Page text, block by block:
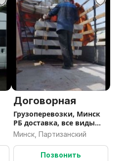
Договорная
Грузоперевозки, Минск
РБ доставка, все виды
загрузки, перевозка
мотохники, вывоз
мусора
Минск, Партизанский
Позвонить